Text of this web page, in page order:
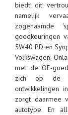
biedt dit
namelijk
zogenaamde
goedkeuringen
5W40 PD en
Volkswagen.
met de OE-
zich op de
ontwikkelingen
zorgt daarmee
autotype. En